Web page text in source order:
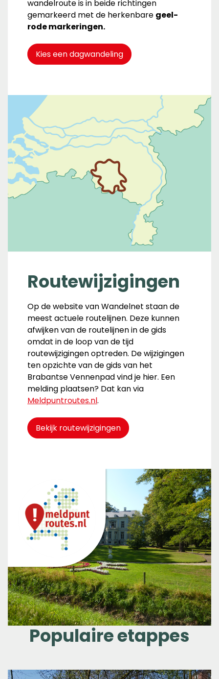
wandelroute is in beide richtingen
gemarkeerd met de herkenbare geel-
rode markeringen.
Kies een dagwandeling
Routewijzigingen
Op de website van Wandelnet staan de
meest actuele routelijnen. Deze kunnen
afwijken van de routelijnen in de gids
omdat in de loop van de tijd
routewijzigingen optreden. De wijzigingen
ten opzichte van de gids van het
Brabantse Vennenpad vind je hier. Een
melding plaatsen? Dat kan via
Meldpuntroutes.nl.
Bekijk routewijzigingen
Populaire etappes